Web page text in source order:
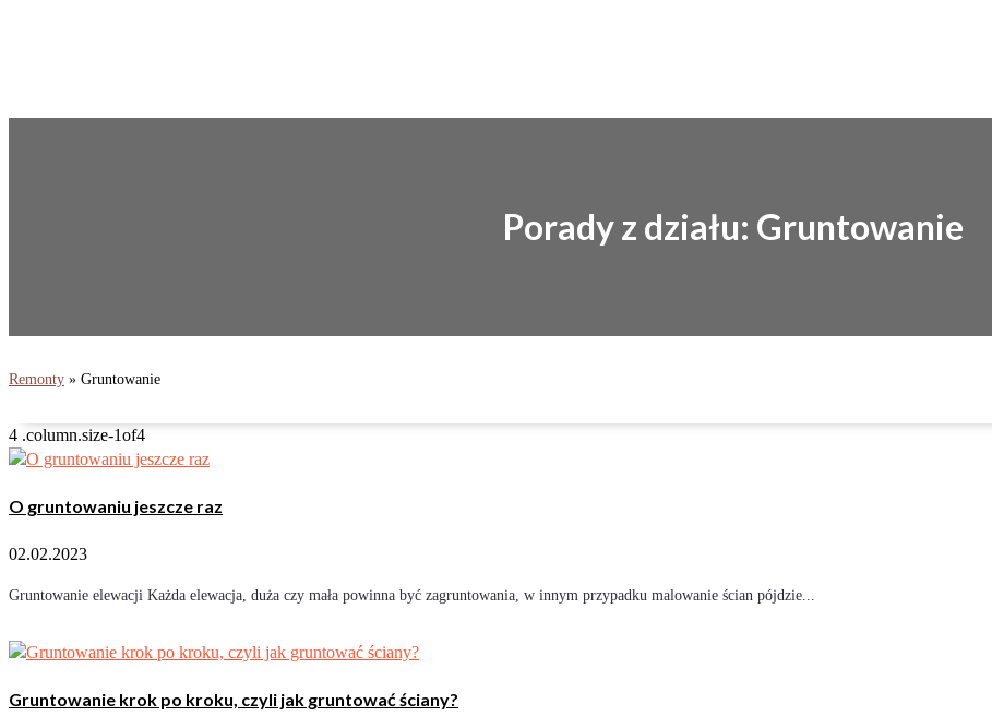
Porady z działu: Gruntowanie
Remonty » Gruntowanie
O gruntowaniu jeszcze raz
02.02.2023
Gruntowanie elewacji Każda elewacja, duża czy mała powinna być zagruntowania, w innym przypadku malowanie ścian pójdzie...
Gruntowanie krok po kroku, czyli jak gruntować ściany?